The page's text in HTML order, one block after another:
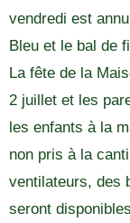
vendredi est
Bleu et le bal de
La fête de la
2 juillet et les
les enfants à la
non pris à la
ventilateurs, des
seront